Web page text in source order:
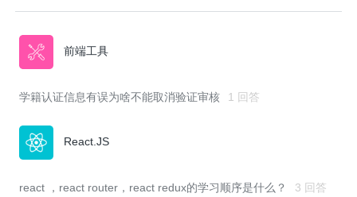
2015 年 1 月 3000 万元天使
2015 同年获投 IDG 等 1.04 亿 A 轮
2016 年 5 月银泰领投 8515 万 A+ 轮
投递邮箱
Jeson
前端工具
学籍认证信息有误为啥不能取消验证审核 1 回答
React.JS
react ，react router，react redux的学习顺序是什么？ 3 回答